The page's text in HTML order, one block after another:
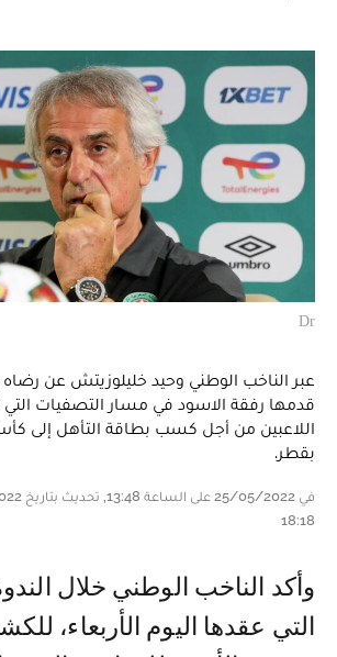
Dr
عبر الناخب الوطني وحيد خليلوزيتش عن
قدمها رفقة الاسود في مسار التصفيات
بقطر.
18:18
وأكد الناخب الوطني خلال الندوة الصحفية
التي عقدها اليوم الأربعاء،